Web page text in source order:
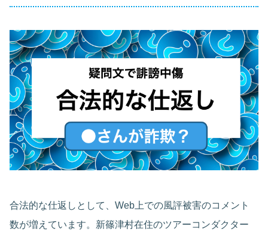
合法的な仕返しとして、Web上での風評被害のコメント
数が増えています。新篠津村在住のツアーコンダクター